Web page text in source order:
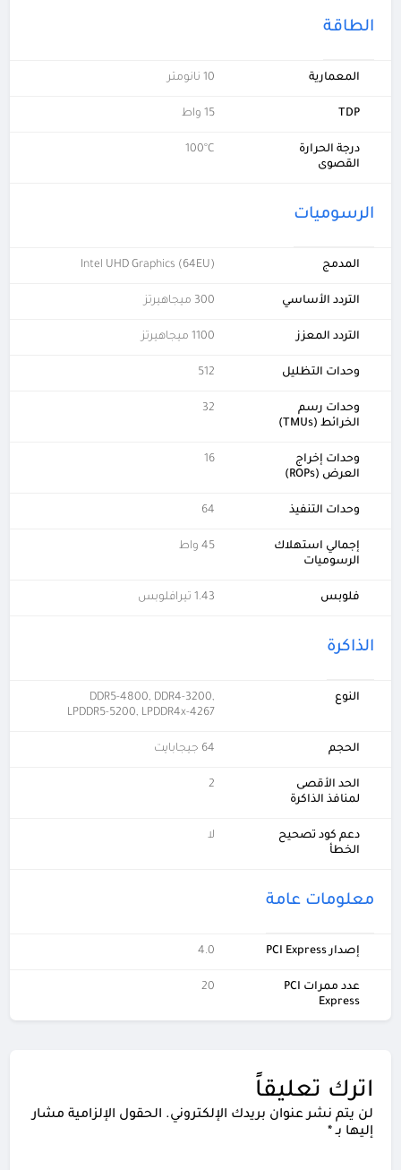
الطاقة
المعمارية 10 نانومتر
TDP 15 واط
درجة الحرارة
القصوى
100°C
الرسوميات
المدمج Intel UHD Graphics (64EU)
التردد الأساسي 300 ميجاهيرتز
التردد المعزز 1100 ميجاهيرتز
وحدات التظليل 512
وحدات رسم
الخرائط (TMUs)
32
وحدات إخراج
العرض (ROPs)
16
وحدات التنفيذ 64
إجمالي استهلاك
الرسوميات
45 واط
فلوبس 1.43 تيرافلوبس
الذاكرة
النوع
DDR5-4800, DDR4-3200,
LPDDR5-5200, LPDDR4x-4267
الحجم 64 جيجابايت
الحد الأقصى
لمنافذ الذاكرة
دعم كود تصحيح
الخطأ
لا
معلومات عامة
إصدار PCI Express 4.0
عدد ممرات PCI
Express
20
اترك تعليقاً
لن يتم نشر عنوان بريدك الإلكتروني. الحقول الإلزامية مشار
إليها بـ*